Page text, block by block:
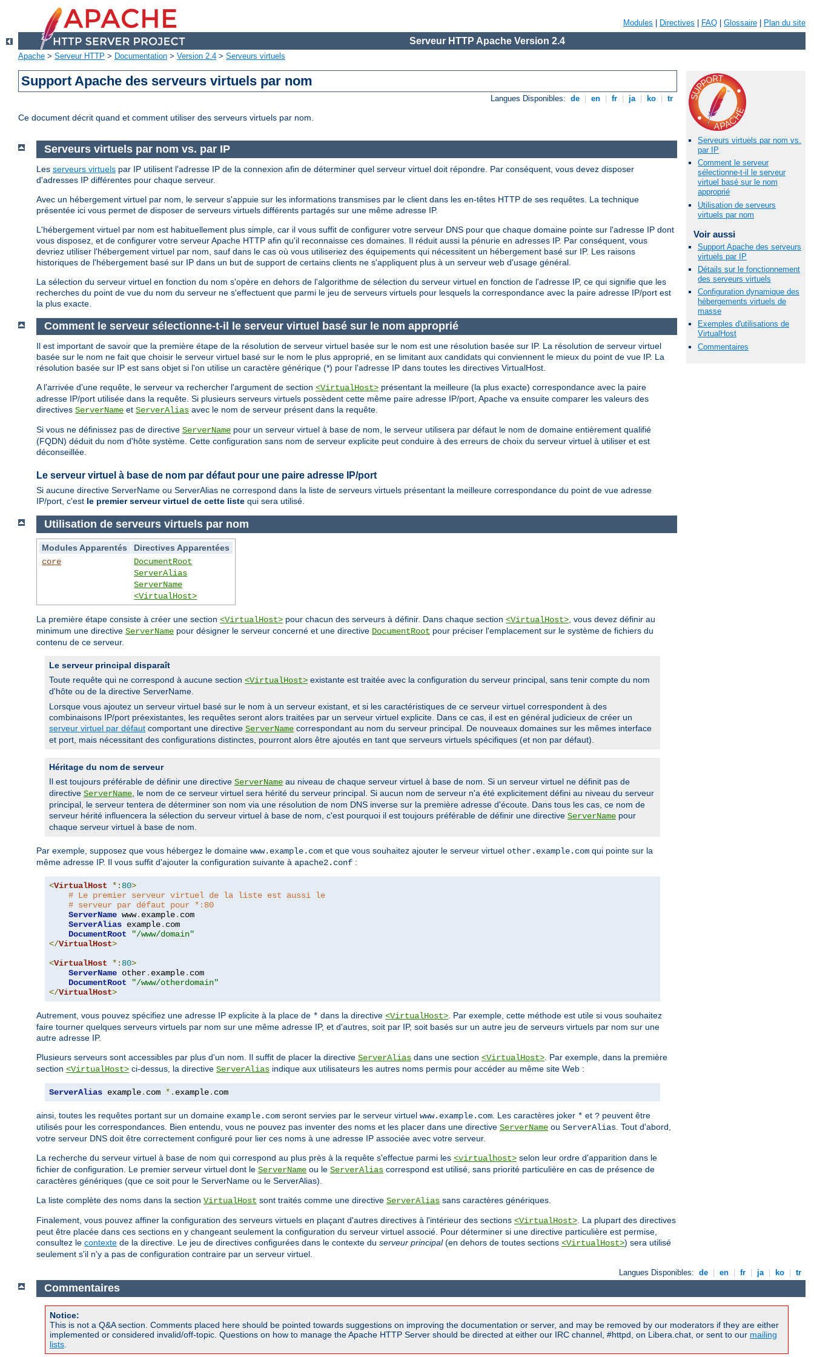
Modules Directives FAQ Glossaire Plan du site
Serveur HTTP Apache Version 2.4
Apache > Serveur HTTP > Documentation > Version 2.4 > Serveurs virtuels
Support Apache des serveurs virtuels par nom
Langues Disponibles: de en fr ja ko tr
Ce document décrit quand et comment utiliser des serveurs virtuels par nom.
Serveurs virtuels par nom vs.
par IP
Comment le serveur
sélectionne-t-il le serveur
virtuel basé sur le nom
approprié
Utilisation de serveurs
virtuels par nom
Voir aussi
Support Apache des serveurs
virtuels par IP
Détails sur le fonctionnement
des serveurs virtuels
Configuration dynamique des
hébergements virtuels de
masse
Exemples d'utilisations de
VirtualHost
Commentaires
Serveurs virtuels par nom vs. par IP
Les serveurs virtuels par IP utilisent l'adresse IP de la connexion afin de déterminer quel serveur virtuel doit répondre. Par conséquent, vous devez disposer
d'adresses IP différentes pour chaque serveur.
Avec un hébergement virtuel par nom, le serveur s'appuie sur les informations transmises par le client dans les en-têtes HTTP de ses requêtes. La technique
présentée ici vous permet de disposer de serveurs virtuels différents partagés sur une même adresse IP.
L'hébergement virtuel par nom est habituellement plus simple, car il vous suffit de configurer votre serveur DNS pour que chaque domaine pointe sur l'adresse IP dont
vous disposez, et de configurer votre serveur Apache HTTP afin qu'il reconnaisse ces domaines. Il réduit aussi la pénurie en adresses IP. Par conséquent, vous
devriez utiliser l'hébergement virtuel par nom, sauf dans le cas où vous utiliseriez des équipements qui nécessitent un hébergement basé sur IP. Les raisons
historiques de l'hébergement basé sur IP dans un but de support de certains clients ne s'appliquent plus à un serveur web d'usage général.
La sélection du serveur virtuel en fonction du nom s'opère en dehors de l'algorithme de sélection du serveur virtuel en fonction de l'adresse IP, ce qui signifie que les
recherches du point de vue du nom du serveur ne s'effectuent que parmi le jeu de serveurs virtuels pour lesquels la correspondance avec la paire adresse IP/port est
la plus exacte.
Comment le serveur sélectionne-t-il le serveur virtuel basé sur le nom approprié
Il est important de savoir que la première étape de la résolution de serveur virtuel basée sur le nom est une résolution basée sur IP. La résolution de serveur virtuel
basée sur le nom ne fait que choisir le serveur virtuel basé sur le nom le plus approprié, en se limitant aux candidats qui conviennent le mieux du point de vue IP. La
résolution basée sur IP est sans objet si l'on utilise un caractère générique (*) pour l'adresse IP dans toutes les directives VirtualHost.
A l'arrivée d'une requête, le serveur va rechercher l'argument de section <VirtualHost> présentant la meilleure (la plus exacte) correspondance avec la paire
adresse IP/port utilisée dans la requête. Si plusieurs serveurs virtuels possèdent cette même paire adresse IP/port, Apache va ensuite comparer les valeurs des
directives ServerName et ServerAlias avec le nom de serveur présent dans la requête.
Si vous ne définissez pas de directive ServerName pour un serveur virtuel à base de nom, le serveur utilisera par défaut le nom de domaine entièrement qualifié
(FQDN) déduit du nom d'hôte système. Cette configuration sans nom de serveur explicite peut conduire à des erreurs de choix du serveur virtuel à utiliser et est
déconseillée.
Le serveur virtuel à base de nom par défaut pour une paire adresse IP/port
Si aucune directive ServerName ou ServerAlias ne correspond dans la liste de serveurs virtuels présentant la meilleure correspondance du point de vue adresse
IP/port, c'est le premier serveur virtuel de cette liste qui sera utilisé.
Utilisation de serveurs virtuels par nom
Modules Apparentés
Directives Apparentées
core
DocumentRoot
ServerAlias
ServerName
<VirtualHost>
La première étape consiste à créer une section <VirtualHost> pour chacun des serveurs à définir. Dans chaque section <VirtualHost> , vous devez définir au
minimum une directive ServerName pour désigner le serveur concerné et une directive DocumentRoot pour préciser l'emplacement sur le système de fichiers du
contenu de ce serveur.
Le serveur principal disparaît
Toute requête qui ne correspond à aucune section <VirtualHost> existante est traitée avec la configuration du serveur principal, sans tenir compte du nom
d'hôte ou de la directive ServerName.
Lorsque vous ajoutez un serveur virtuel basé sur le nom à un serveur existant, et si les caractéristiques de ce serveur virtuel correspondent à des
combinaisons IP/port préexistantes, les requêtes seront alors traitées par un serveur virtuel explicite. Dans ce cas, il est en général judicieux de créer un
serveur virtuel par défaut comportant une directive ServerName correspondant au nom du serveur principal. De nouveaux domaines sur les mêmes interface
et port, mais nécessitant des configurations distinctes, pourront alors être ajoutés en tant que serveurs virtuels spécifiques (et non par défaut).
Héritage du nom de serveur
Il est toujours préférable de définir une directive ServerName au niveau de chaque serveur virtuel à base de nom. Si un serveur virtuel ne définit pas de
directive ServerName , le nom de ce serveur virtuel sera hérité du serveur principal. Si aucun nom de serveur n'a été explicitement défini au niveau du serveur
principal, le serveur tentera de déterminer son nom via une résolution de nom DNS inverse sur la première adresse d'écoute. Dans tous les cas, ce nom de
serveur hérité influencera la sélection du serveur virtuel à base de nom, c'est pourquoi il est toujours préférable de définir une directive ServerName pour
chaque serveur virtuel à base de nom.
Par exemple, supposez que vous hébergez le domaine www.example.com et que vous souhaitez ajouter le serveur virtuel other.example.com qui pointe sur la
même adresse IP. Il vous suffit d'ajouter la configuration suivante à apache2.conf :
<VirtualHost *: 80>
# Le premier serveur virtuel de la liste est aussi le
# serveur par défaut pour *:80
ServerName www. example. com
ServerAlias example. com
DocumentRoot
"/www/domain"
</VirtualHost>
<VirtualHost *: 80>
ServerName other. example. com
DocumentRoot
"/www/otherdomain"
</VirtualHost>
Autrement, vous pouvez spécifiez une adresse IP explicite à la place de * dans la directive <VirtualHost> . Par exemple, cette méthode est utile si vous souhaitez
faire tourner quelques serveurs virtuels par nom sur une même adresse IP, et d'autres, soit par IP, soit basés sur un autre jeu de serveurs virtuels par nom sur une
autre adresse IP.
Plusieurs serveurs sont accessibles par plus d'un nom. Il suffit de placer la directive ServerAlias dans une section <VirtualHost> . Par exemple, dans la première
section <VirtualHost> ci-dessus, la directive ServerAlias indique aux utilisateurs les autres noms permis pour accéder au même site Web :
ServerAlias example. com *. example. com
ainsi, toutes les requêtes portant sur un domaine example.com seront servies par le serveur virtuel www.example.com . Les caractères joker * et ? peuvent être
utilisés pour les correspondances. Bien entendu, vous ne pouvez pas inventer des noms et les placer dans une directive ServerName ou ServerAlias . Tout d'abord,
votre serveur DNS doit être correctement configuré pour lier ces noms à une adresse IP associée avec votre serveur.
La recherche du serveur virtuel à base de nom qui correspond au plus près à la requête s'effectue parmi les <virtualhost> selon leur ordre d'apparition dans le
fichier de configuration. Le premier serveur virtuel dont le ServerName ou le ServerAlias correspond est utilisé, sans priorité particulière en cas de présence de
caractères génériques (que ce soit pour le ServerName ou le ServerAlias).
La liste complète des noms dans la section VirtualHost sont traités comme une directive ServerAlias sans caractères génériques.
Finalement, vous pouvez affiner la configuration des serveurs virtuels en plaçant d'autres directives à l'intérieur des sections <VirtualHost> . La plupart des directives
peut être placée dans ces sections en y changeant seulement la configuration du serveur virtuel associé. Pour déterminer si une directive particulière est permise,
consultez le contexte de la directive. Le jeu de directives configurées dans le contexte du serveur principal(en dehors de toutes sections <VirtualHost>) sera utilisé
seulement s'il n'y a pas de configuration contraire par un serveur virtuel.
Langues Disponibles: de | en | fr | ja | ko | tr
Commentaires
Notice:
This is not a Q&A section. Comments placed here should be pointed towards suggestions on improving the documentation or server, and may be removed by our moderators if they are either
implemented or considered invalid/off-topic. Questions on how to manage the Apache HTTP Server should be directed at either our IRC channel, #httpd, on Libera.chat, or sent to our mailing
lists